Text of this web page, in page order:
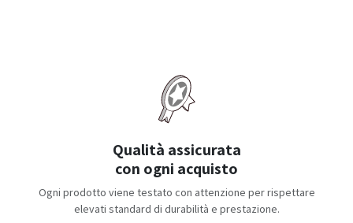
Qualità assicurata
con ogni acquisto
Ogni prodotto viene testato con attenzione per rispettare
elevati standard di durabilità e prestazione.